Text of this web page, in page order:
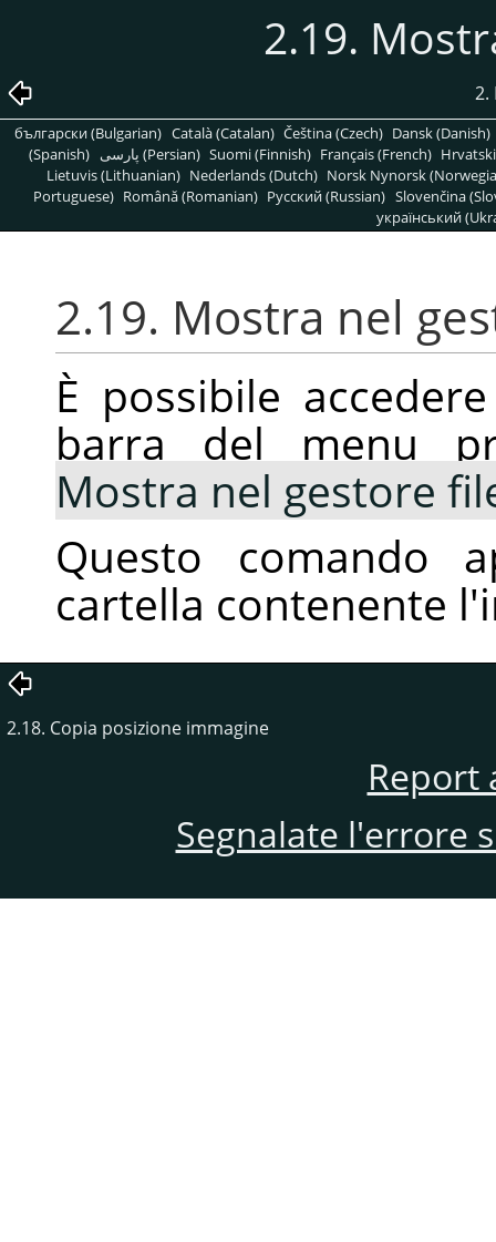
2.19.
2.
български (Bulgarian) Català (Catalan) Čeština (Czech) Dansk (Danish)
(Spanish)
پارسی (Persian) Suomi (Finnish) Français (French)
Lietuvis (Lithuanian) Nederlands (Dutch) Norsk Nynorsk
Portuguese) Română (Romanian) Pусский (Russian) Slovenčina
український
2.19. Mostra nel
È possibile
barra del menu
Mostra nel gestore
Questo comando
cartella contenente
2.18. Copia posizione immagine
Report
Segnalate l'errore